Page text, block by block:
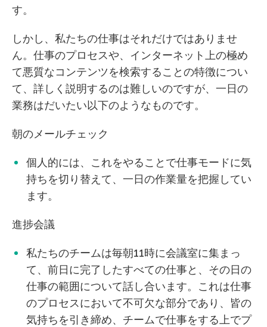
す。
しかし、私たちの仕事はそれだけではありませ
ん。仕事のプロセスや、インターネット上の極め
て悪質なコンテンツを検索することの特徴につい
て、詳しく説明するのは難しいのですが、一日の
業務はだいたい以下のようなものです。
朝のメールチェック
個人的には、これをやることで仕事モードに気
持ちを切り替えて、一日の作業量を把握してい
ます。
進捗会議
私たちのチームは毎朝11時に会議室に集まっ
て、前日に完了したすべての仕事と、その日の
仕事の範囲について話し合います。これは仕事
のプロセスにおいて不可欠な部分であり、皆の
気持ちを引き締め、チームで仕事をする上でプ